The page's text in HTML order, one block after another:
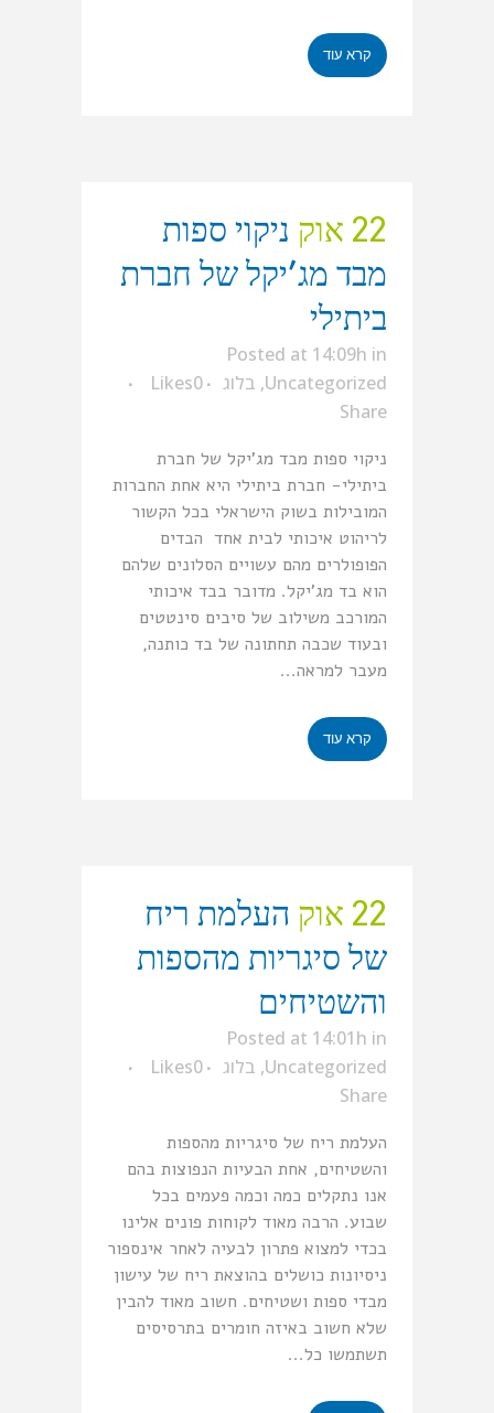
קרא עוד
22 אוק
ניקוי ספות
מבד מג’יקל של חברת
ביתילי
Posted at 14:09h in
Uncategorized
, בלוג 0
Likes
Share
ניקוי ספות מבד מג’יקל של חברת
ביתילי- חברת ביתילי היא אחת החברות
המובילות בשוק הישראלי בכל הקשור
לריהוט איכותי לבית אחד הבדים
הפופולרים מהם עשויים הסלונים שלהם
הוא בד מג’יקל. מדובר בבד איכותי
המורכב משילוב של סיבים סינטטים
ובעוד שכבה תחתונה של בד כותנה,
מעבר למראה...
קרא עוד
22 אוק
העלמת ריח
של סיגריות מהספות
והשטיחים
Posted at 14:01h in
Uncategorized
, בלוג 0
Likes
Share
העלמת ריח של סיגריות מהספות
והשטיחים, אחת הבעיות הנפוצות בהם
אנו נתקלים כמה וכמה פעמים בכל
שבוע. הרבה מאוד לקוחות פונים אלינו
בכדי למצוא פתרון לבעיה לאחר אינספור
ניסיונות כושלים בהוצאת ריח של עישון
מבדי ספות ושטיחים. חשוב מאוד להבין
שלא חשוב באיזה חומרים בתרסיסים
תשתמשו כל...